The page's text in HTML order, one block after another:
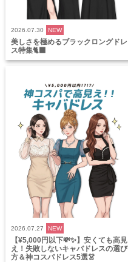
2026.07.30 NEW
美しさを極めるブラックロングドレ
ス特集🐈‍⬛
2026.07.27 NEW
【¥5,000円以下💸✨】安くても高見
え！失敗しないキャバドレスの選び
方＆神コスパドレス5選👗